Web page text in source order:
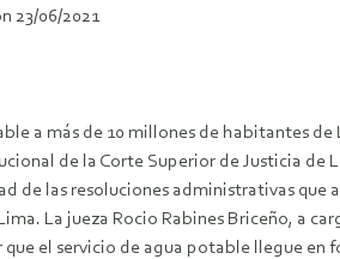
23/06/2021
a más de 10 millones de habitantes
de la Corte Superior de Justicia de
de las resoluciones administrativas
La jueza Rocio Rabines Briceño, a
el servicio de agua potable llegue